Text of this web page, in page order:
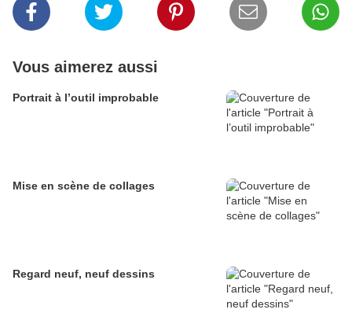
Vous aimerez aussi
Portrait à l’outil improbable
Mise en scène de collages
Regard neuf, neuf dessins